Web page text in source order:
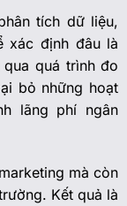
tích dữ liệu,
xác định đâu là
quá trình đo
bỏ những hoạt
lãng phí ngân
mà còn
Kết quả là